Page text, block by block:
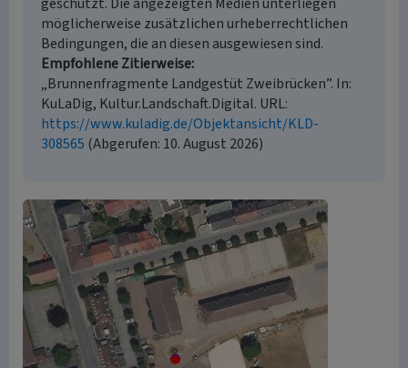
möglicherweise zusätzlichen urheberrechtlichen
Bedingungen, die an diesen ausgewiesen sind.
Empfohlene Zitierweise
„Brunnenfragmente Landgestüt Zweibrücken”. In:
KuLaDig, Kultur.Landschaft.Digital. URL:
https://www.kuladig.de/Objektansicht/KLD-
308565 (Abgerufen: 10. August 2026)